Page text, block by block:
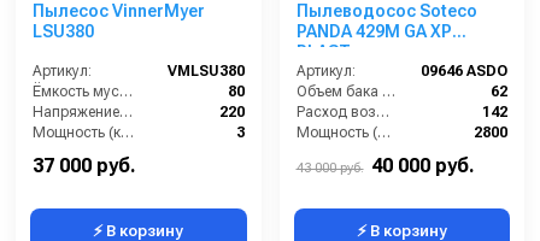
Пылесос VinnerMyer
LSU380
Артикул:
VMLSU380
Ёмкость мусоросборника (л):
80
Напряжение (В):
220
Мощность (кВт):
3
Длина сетевого шнура (м):
37 000 руб.
⚡ В корзину
Пылеводосос Soteco
PANDA 429M GA XP
PLAST
Артикул:
09646 ASDO
Объем бака (л):
62
Расход воздуха (л/сек):
142
Мощность (Вт):
2800
43 000 руб. 40 000 руб.
⚡ В корзину